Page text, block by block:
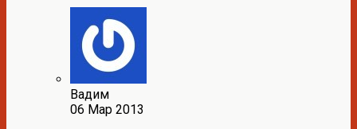
Вадим
06 Мар 2013